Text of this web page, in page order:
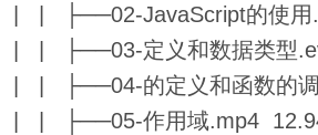
| | ├──02-JavaScript的使用
| | ├──03-定义和数据类型
| | ├──04-的定义和函数的
| | ├──05-作用域.mp4